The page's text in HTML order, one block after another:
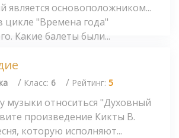
является основоположником...
цикле "Времена года"
Какие балеты были...
/ Класс: 6 / Рейтинг: 5
музыки относиться "Духовный
произведение Кикты В.
которую исполняют...